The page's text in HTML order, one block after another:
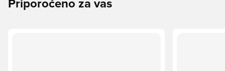
Priporočeno za vas